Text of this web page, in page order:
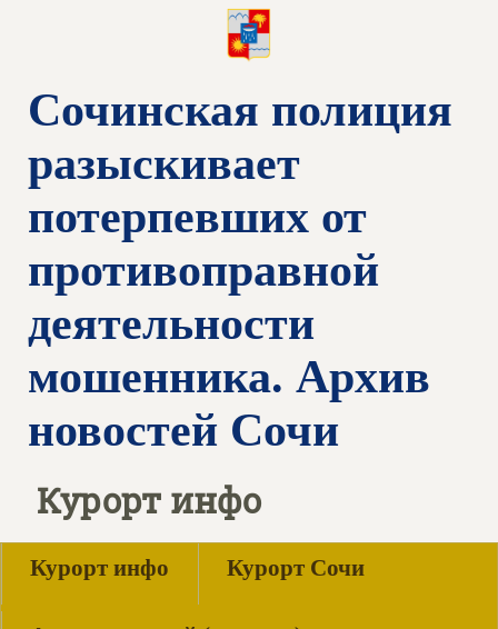
Сочинская полиция
разыскивает
потерпевших от
противоправной
деятельности
мошенника. Архив
новостей Сочи
Курорт инфо
Курорт инфо Курорт Сочи